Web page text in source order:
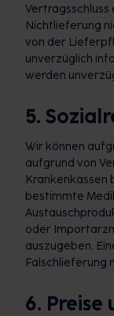
Vertragsschluss
Nichtlieferung
von der
unverzüglich
werden
5.
Wir können
aufgrund von
bestimmte
oder
auszugeben.
Falschlieferung
6.